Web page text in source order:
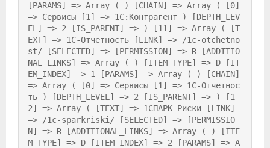
[PARAMS] => Array ( ) [CHAIN] => Array ( [0]
=> Сервисы [1] => 1С:Контрагент ) [DEPTH_LEV
EL] => 2 [IS_PARENT] => ) [11] => Array ( [T
EXT] => 1С-Отчетность [LINK] => /1c-otchetno
st/ [SELECTED] => [PERMISSION] => R [ADDITIO
NAL_LINKS] => Array ( ) [ITEM_TYPE] => D [IT
EM_INDEX] => 1 [PARAMS] => Array ( ) [CHAIN]
=> Array ( [0] => Сервисы [1] => 1С-Отчетнос
ть ) [DEPTH_LEVEL] => 2 [IS_PARENT] => ) [1
2] => Array ( [TEXT] => 1СПАРК Риски [LINK]
=> /1c-sparkriski/ [SELECTED] => [PERMISSIO
N] => R [ADDITIONAL_LINKS] => Array ( ) [ITE
M_TYPE] => D [ITEM_INDEX] => 2 [PARAMS] => A